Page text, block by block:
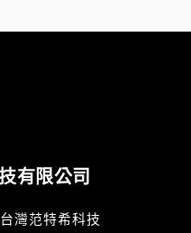
有限公司
灣范特希科技